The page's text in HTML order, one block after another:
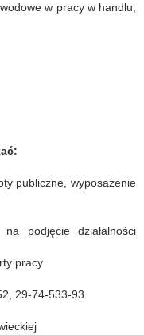
w pracy w handlu,
publiczne, wyposażenie
podjęcie działalności
pracy
29-74-533-93